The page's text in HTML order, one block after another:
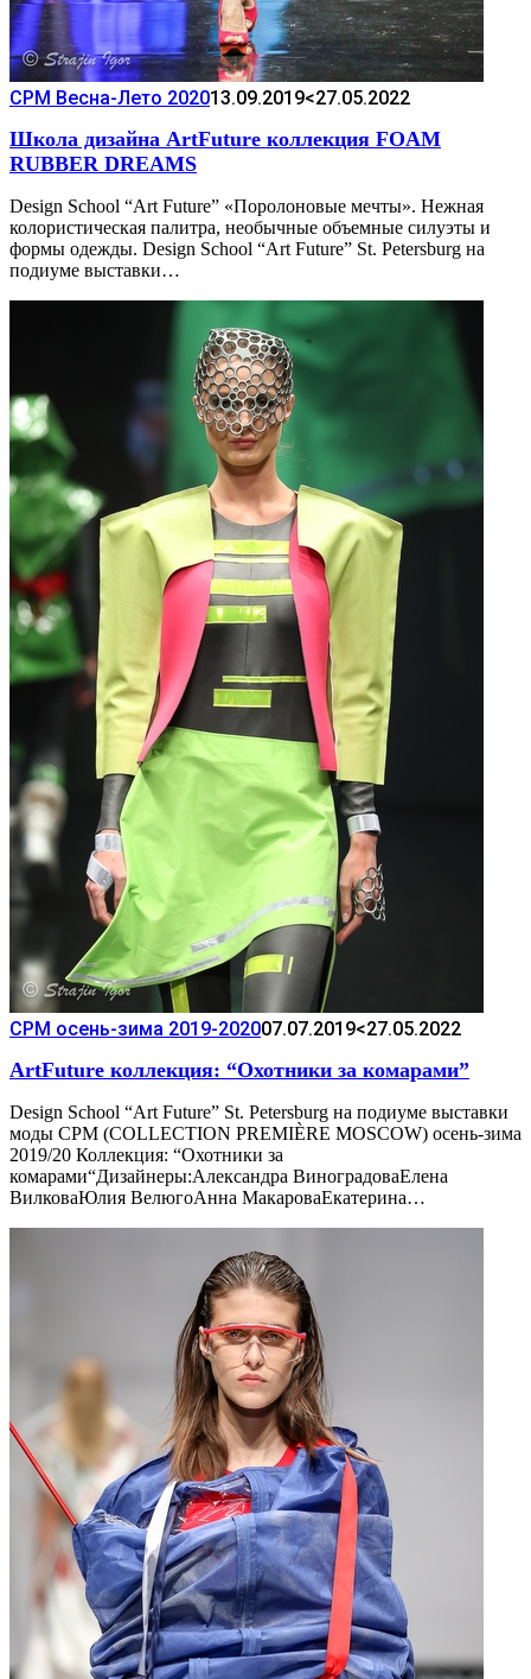
CPM Весна-Лето 202013.09.2019<27.05.2022
Школа дизайна ArtFuture коллекция FOAM
RUBBER DREAMS
Design School “Art Future” «Поролоновые мечты». Нежная
колористическая палитра, необычные объемные силуэты и
формы одежды. Design School “Art Future” St. Petersburg на
подиуме выставки…
CPM осень-зима 2019-202007.07.2019<27.05.2022
ArtFuture коллекция: “Охотники за комарами”
Design School “Art Future” St. Petersburg на подиуме выставки
моды CPM (COLLECTION PREMIÈRE MOSCOW) осень-зима
2019/20 Коллекция: “Охотники за
комарами“Дизайнеры:Александра ВиноградоваЕлена
ВилковаЮлия ВелюгоАнна МакароваЕкатерина…